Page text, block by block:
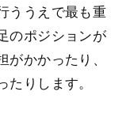
ううえで最も重
のポジションが
がかかったり、
たりします。